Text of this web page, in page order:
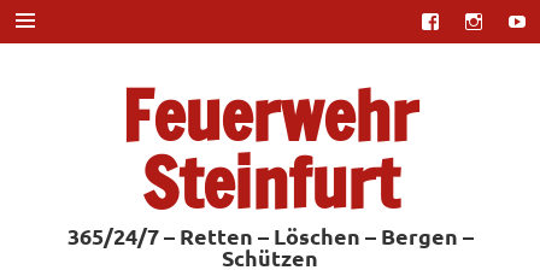
Zum
Inhalt
springen
Feuerwehr
Steinfurt
365/24/7 – Retten – Löschen – Bergen –
Schützen